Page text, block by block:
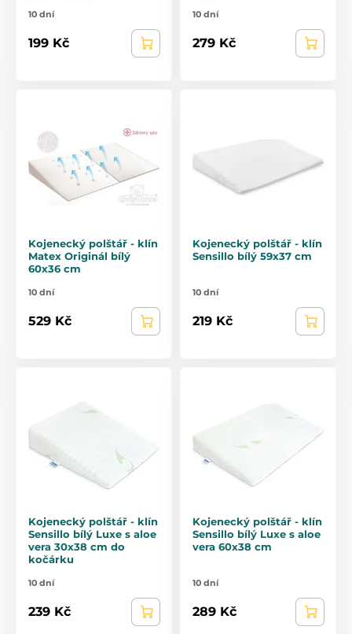
10 dní
199 Kč
10 dní
279 Kč
Kojenecký polštář - klín
Matex Originál bílý
60x36 cm
10 dní
529 Kč
Kojenecký polštář - klín
Sensillo bílý 59x37 cm
10 dní
219 Kč
Kojenecký polštář - klín
Sensillo bílý Luxe s aloe
vera 30x38 cm do
kočárku
10 dní
239 Kč
Kojenecký polštář - klín
Sensillo bílý Luxe s aloe
vera 60x38 cm
10 dní
289 Kč